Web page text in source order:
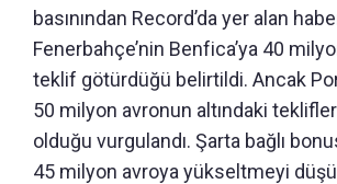
basınından Record’da yer alan
Fenerbahçe’nin Benfica’ya 40
teklif götürdüğü belirtildi. Ancak
50 milyon avronun altındaki
olduğu vurgulandı. Şarta bağlı
45 milyon avroya yükseltmeyi